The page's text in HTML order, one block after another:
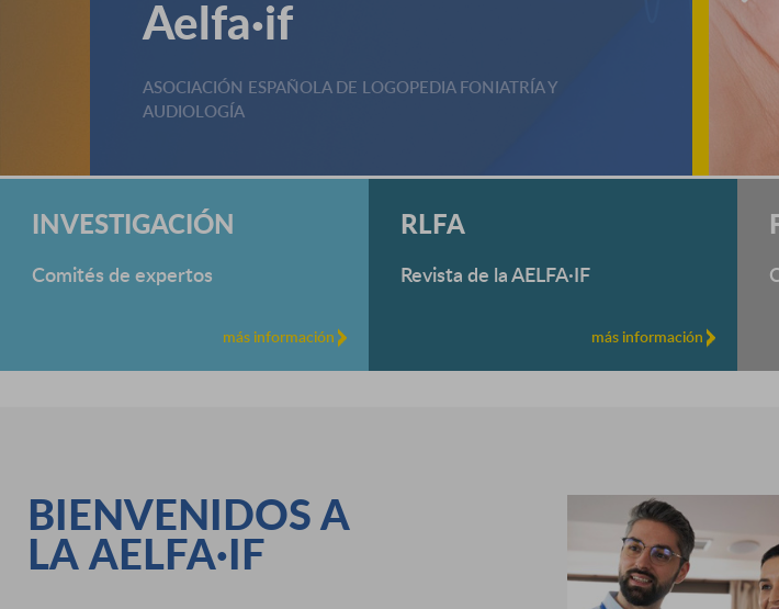
Aelfa·if
ASOCIACIÓN ESPAÑOLA DE LOGOPEDIA FONIATRÍA Y
AUDIOLOGÍA
INVESTIGACIÓN
Comités de expertos
más información
RLFA
Revista de la AELFA·IF
más información
BIENVENIDOS A
LA AELFA·IF